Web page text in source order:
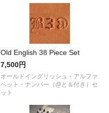
Old English 38 Piece Set
7,500円
オールドイングリッシュ・アルファ
ベット・ナンバー（@と＆付き）セ
ット